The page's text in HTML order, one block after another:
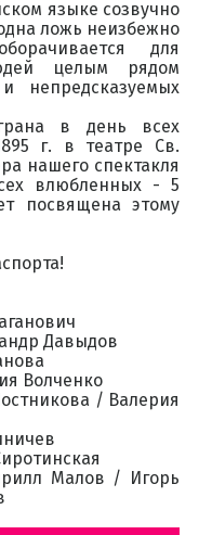
языке созвучно
ложь неизбежно
для
целым рядом
непредсказуемых
в день всех
г. в театре Св.
нашего спектакля
влюбленных - 5
посвящена этому
Давыдов
Волченко
/ Валерия
Малов / Игорь